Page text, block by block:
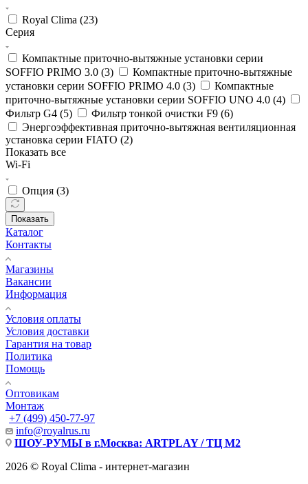
Royal Clima (23)
Серия
Компактные приточно-вытяжные установки серии
SOFFIO PRIMO 3.0 (3)
Компактные приточно-вытяжные
установки серии SOFFIO PRIMO 4.0 (3)
Компактные
приточно-вытяжные установки серии SOFFIO UNO 4.0 (4)
Фильтр G4 (5) Фильтр тонкой очистки F9 (6)
Энергоэффективная приточно-вытяжная вентиляционная
установка серии FIATO (2)
Показать все
Wi-Fi
Опция (3)
Показать
Каталог
Контакты
Магазины
Вакансии
Информация
Условия оплаты
Условия доставки
Гарантия на товар
Политика
Помощь
Оптовикам
Монтаж
+7 (499) 450-77-97
info@royalrus.ru
ШОУ-РУМЫ в г.Москва: ARTPLAY / ТЦ М2
2026 © Royal Clima - интернет-магазин